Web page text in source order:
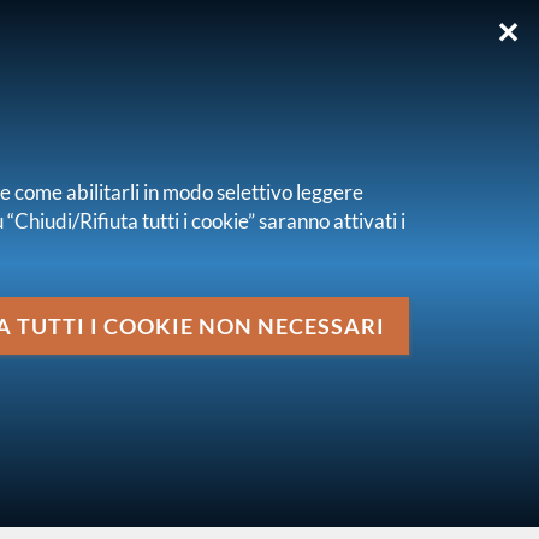
✕
come abilitarli in modo selettivo leggere
Rifiuta tutti i cookie” saranno attivati i
I COOKIE NON NECESSARI